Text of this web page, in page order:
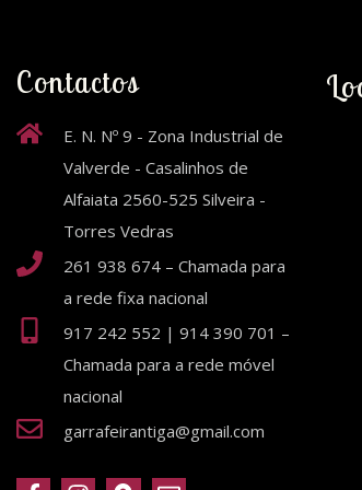
Contactos
E. N. Nº 9 - Zona Industrial de
Valverde - Casalinhos de
Alfaiata 2560-525 Silveira -
Torres Vedras
261 938 674 – Chamada para
a rede fixa nacional
917 242 552 | 914 390 701 –
Chamada para a rede móvel
nacional
garrafeirantiga@gmail.com